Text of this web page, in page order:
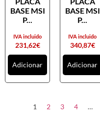
Placas gráficas
SAIS
Ventoínhas
Computadores
All-in-One
BASE MSI
P...
231,62€
IVA incluido
Adicionar
BASE MSI
P...
340,87€
IVA incluido
Adicionar
1 2 3 4 …